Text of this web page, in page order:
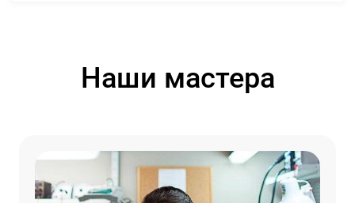
Наши мастера